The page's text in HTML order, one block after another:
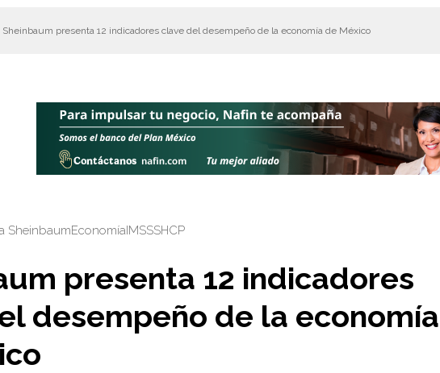
Sheinbaum presenta 12 indicadores clave del desempeño de la economía de México
SheinbaumEconomíaIMSSSHCP
presenta 12 indicadores
desempeño de la economía